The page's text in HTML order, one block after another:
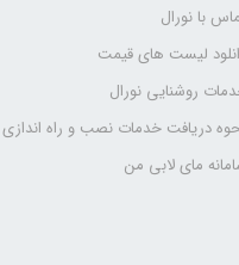
با نورال
لیست های قیمت
روشنایی نورال
دریافت خدمات نصب و راه اندازی
مای لابی من